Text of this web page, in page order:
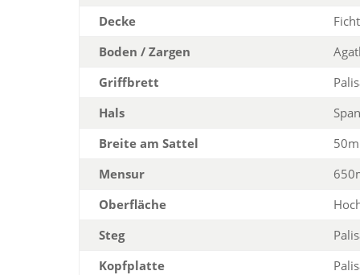
Decke
Boden / Zargen
Griffbrett
Hals
Breite am Sattel
Mensur
Oberfläche
Steg
Kopfplatte